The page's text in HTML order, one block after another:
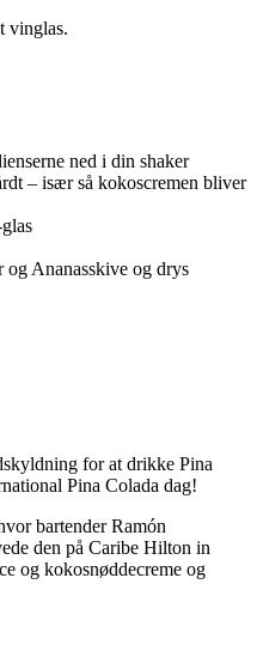
vinglas.
ned i din shaker
– især så kokoscremen bliver
Ananasskive og drys
for at drikke Pina
Pina Colada dag!
bartender Ramón
den på Caribe Hilton in
og kokosnøddecreme og